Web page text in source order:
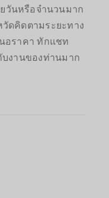
วันหรือจำนวนมาก
ดคิดตามระยะทาง
อราคา ทักแชท
บงานของท่านมาก